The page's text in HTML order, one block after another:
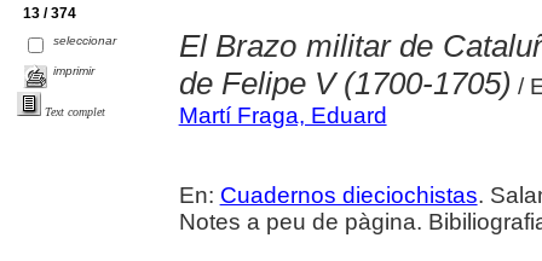
13 / 374
seleccionar
imprimir
Text complet
El Brazo militar de
de Felipe V (1700-1705) /
Martí Fraga, Eduard
En: Cuadernos dieciochistas.
Notes a peu de pàgina.